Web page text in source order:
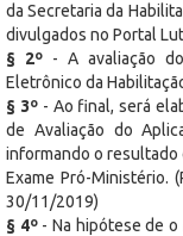
da Secretaria da
divulgados no Portal
§ 2º - A avaliação
Eletrônico da
§ 3º - Ao final, será
de Avaliação do
informando o
Exame Pró-Ministério.
30/11/2019)
§ 4º- Na hipótese de o